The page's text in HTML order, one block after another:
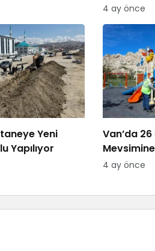
4 ay önce
Yeni
Yapılıyor
Van’da
4 ay önce